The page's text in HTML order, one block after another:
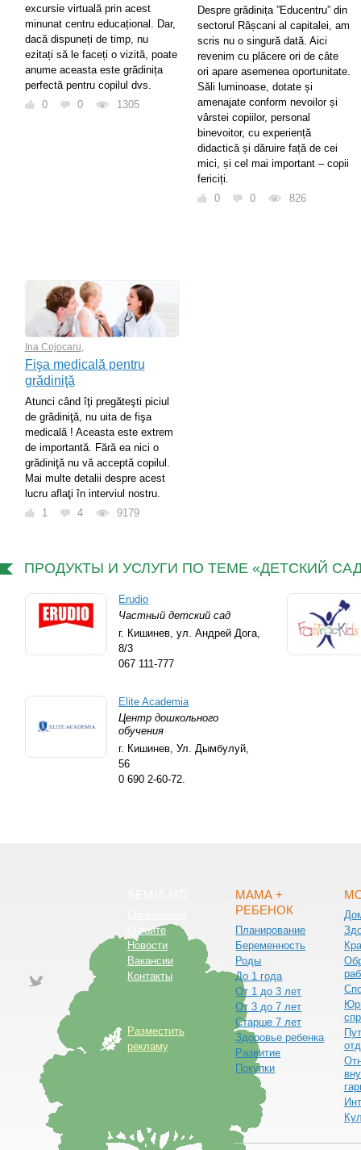
excursie virtuală prin acest
minunat centru educațional. Dar,
dacă dispuneți de timp, nu
ezitați să le faceți o vizită, poate
anume aceasta este grădinița
perfectă pentru copilul dvs.
0
0 1305
Despre grădinița ”Educentru” din
sectorul Râșcani al capitalei, am
scris nu o singură dată. Aici
revenim cu plăcere ori de câte
ori apare asemenea oportunitate.
Săli luminoase, dotate și
amenajate conform nevoilor și
vârstei copiilor, personal
binevoitor, cu experiență
didactică și dăruire față de cei
mici, și cel mai important – copii
fericiți.
0
0 826
Ina Cojocaru
Fişa medicală pentru
grădiniţă
Atunci când îţi pregăteşti piciul
de grădiniţă, nu uita de fişa
medicală ! Aceasta este extrem
de importantă. Fără ea nici o
grădiniţă nu vă acceptă copilul.
Mai multe detalii despre acest
lucru aflaţi în interviul nostru.
1
4 9179
ПРОДУКТЫ И УСЛУГИ ПО ТЕМЕ «ДЕТСКИЙ
Erudio
Частный детский сад
г. Кишинев, ул. Андрей Дога,
8/3
067 111-777
Elite Academia
Центр дошкольного
обучения
г. Кишинев, Ул. Дымбулуй,
56
0 690 2-60-72.
О сайте
Новости
Вакансии
Контакты
Разместить
рекламу
МАМА +
РЕБЕНОК
Планирование
Беременность
Роды
До 1 года
От 1 до 3 лет
От 3 до 7 лет
Старше 7 лет
Здоровье ребенка
Развитие
Покупки